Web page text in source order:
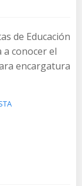
de Educación
a conocer el
encargatura